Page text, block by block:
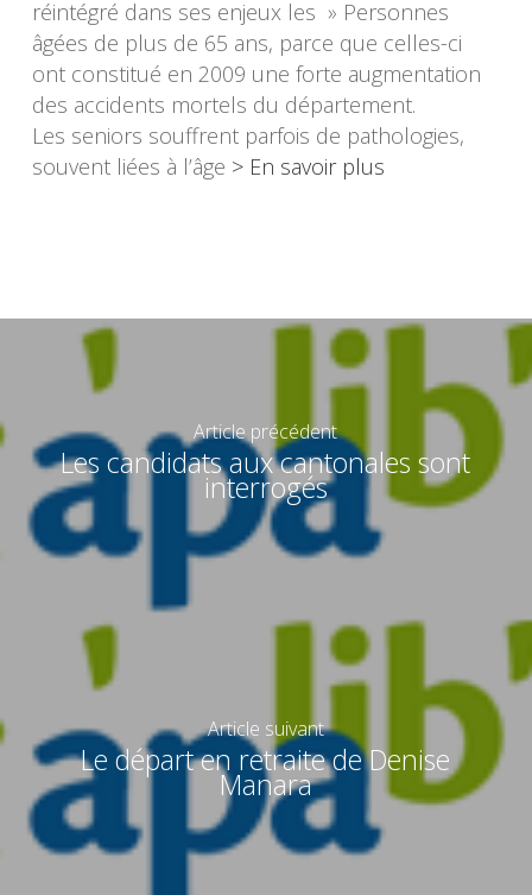
réintégré dans ses enjeux les » Personnes
âgées de plus de 65 ans, parce que celles-ci
ont constitué en 2009 une forte augmentation
des accidents mortels du département.
Les seniors souffrent parfois de pathologies,
souvent liées à l’âge > En savoir plus
Article précédent
Les candidats aux cantonales sont
interrogés
Article suivant
Le départ en retraite de Denise
Manara